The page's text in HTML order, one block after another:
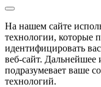
На нашем сайте
технологии, которые
идентифицировать
веб-сайт. Дальнейшее
подразумевает ваше
технологий.